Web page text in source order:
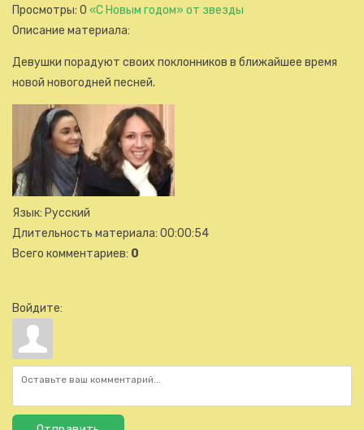
Просмотры: 0 «С Новым годом» от звезды
Описание материала:
Девушки порадуют своих поклонников в ближайшее время
новой новогодней песней.
Язык: Русский
Длительность материала: 00:00:54
Всего комментариев: 0
Войдите: